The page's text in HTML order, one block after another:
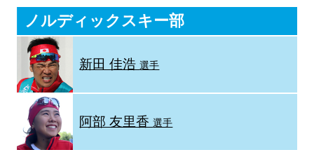
ノルディックスキー部
新田 佳浩選手
阿部 友里香選手